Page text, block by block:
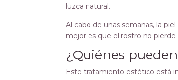
luzca natural.
Al cabo de unas semanas, la
mejor es que el rostro no pierde
¿Quiénes
Este tratamiento estético está